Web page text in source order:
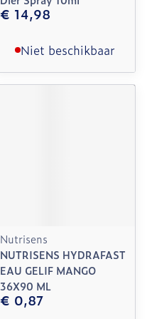
€ 14,98
Niet beschikbaar
Nutrisens
NUTRISENS HYDRAFAST
EAU GELIF MANGO
36X90 ML
€ 0,87